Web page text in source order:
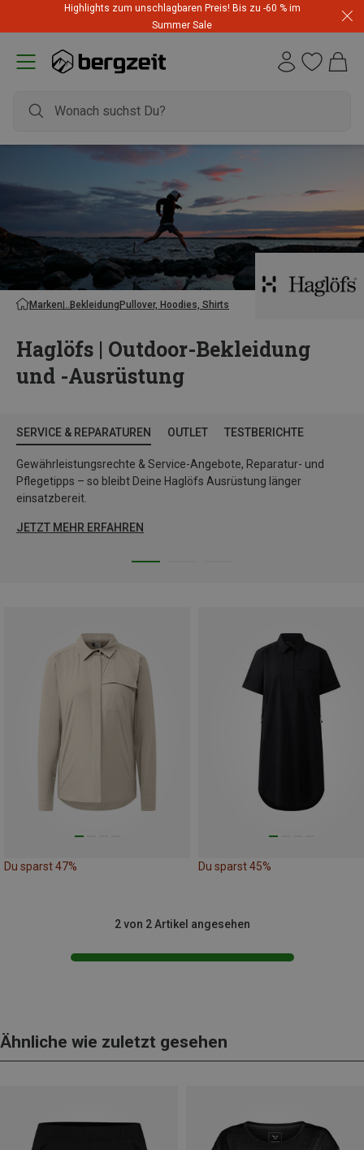
Highlights zum unschlagbaren Preis! Bis zu -60 % im
Summer Sale
Marken BekleidungPullover, Hoodies, Shirts
Haglöfs | Outdoor-Bekleidung
und -Ausrüstung
SERVICE & REPARATUREN OUTLET TESTBERICHTE
Gewährleistungsrechte & Service-Angebote, Reparatur- und
Pflegetipps – so bleibt Deine Haglöfs Ausrüstung länger
einsatzbereit.
JETZT MEHR ERFAHREN
Du sparst 47% Du sparst 45%
2 von 2 Artikel angesehen
Ähnliche wie zuletzt gesehen